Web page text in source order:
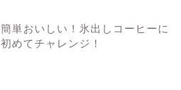
簡単おいしい！氷出しコーヒーに
初めてチャレンジ！